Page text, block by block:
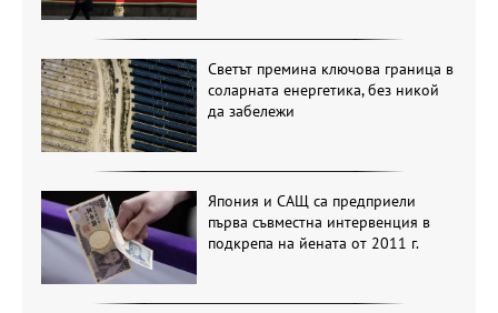
Светът премина ключова граница в
соларната енергетика, без никой
да забележи
Япония и САЩ са предприели
първа съвместна интервенция в
подкрепа на йената от 2011 г.